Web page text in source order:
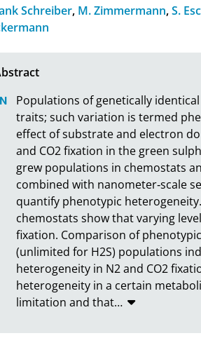
Schreiber, M. Zimmermann,S.
Populations of genetically
traits; such variation is termed
effect of substrate and electron
and CO2 fixation in the green
grew populations in chemostats
combined with nanometer‐scale
quantify phenotypic
chemostats show that varying
fixation. Comparison of
(unlimited for H2S) populations
heterogeneity in N2 and CO2
heterogeneity in a certain
limitation and that…